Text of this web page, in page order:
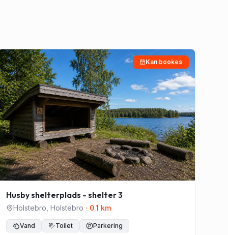
Kan bookes
Husby shelterplads - shelter 3
Holstebro Holstebro · 0.1 km
Vand Toilet Parkering